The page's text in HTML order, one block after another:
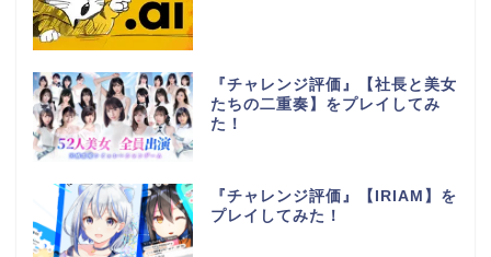
『チャレンジ評価』【社長と美女
たちの二重奏】をプレイしてみ
た！
『チャレンジ評価』【IRIAM】を
プレイしてみた！